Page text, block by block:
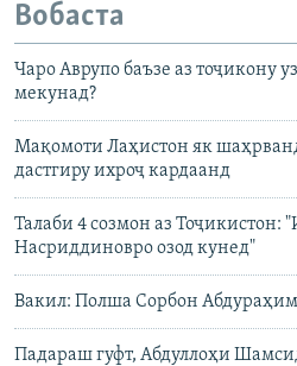
Вобаста
Чаро Аврупо баъзе аз тоҷикону
мекунад?
Мақомоти Лаҳистон як
дастгиру ихроҷ кардаанд
Талаби 4 созмон аз Тоҷикистон:
Насриддиновро озод кунед"
Вакил: Полша Сорбон
Падараш гуфт, Абдуллоҳи